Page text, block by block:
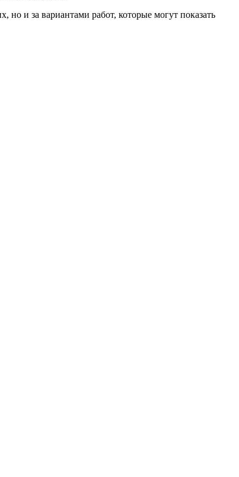
но и за вариантами работ, которые могут показать